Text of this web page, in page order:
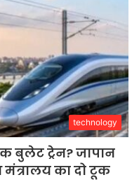
technology
बुलेट ट्रेन? जापान
मंत्रालय का दो टूक